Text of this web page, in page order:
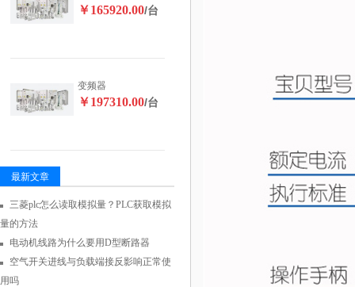
￥165920.00/台
变频器
￥197310.00/台
最新文章
三菱plc怎么读取模拟量？PLC获取模拟
量的方法
电动机线路为什么要用D型断路器
空气开关进线与负载端接反影响正常使
用吗